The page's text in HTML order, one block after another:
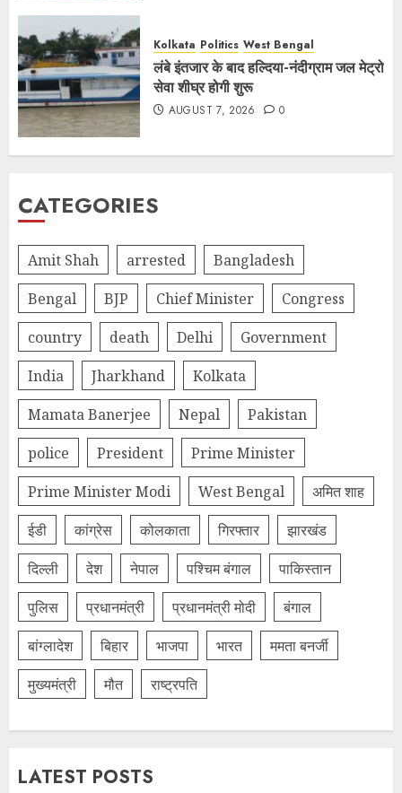
Kolkata Politics West Bengal
लंबे इंतजार के बाद हल्दिया-नंदीग्राम जल मेट्रो
सेवा शीघ्र होगी शुरू
AUGUST 7, 2026 0
CATEGORIES
Amit Shah arrested
Bangladesh
Bengal
BJP Chief Minister
Congress
country
death Delhi
Government
India
Jharkhand
Kolkata
Mamata Banerjee
Nepal
Pakistan
police
President
Prime Minister
Prime Minister Modi
West Bengal
अमित शाह
ईडी
कांग्रेस कोलकाता गिरफ्तार
झारखंड
दिल्‍ली
देश नेपाल पश्चिम बंगाल
पाकिस्तान
पुलिस
प्रधानमंत्री प्रधानमंत्री मोदी
बंगाल
बांग्लादेश
बिहार भाजपा भारत
ममता बनर्जी
मुख्यमंत्री
मौत राष्ट्रपति
LATEST POSTS